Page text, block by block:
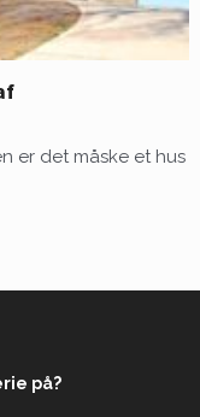
er det måske et hus
på?